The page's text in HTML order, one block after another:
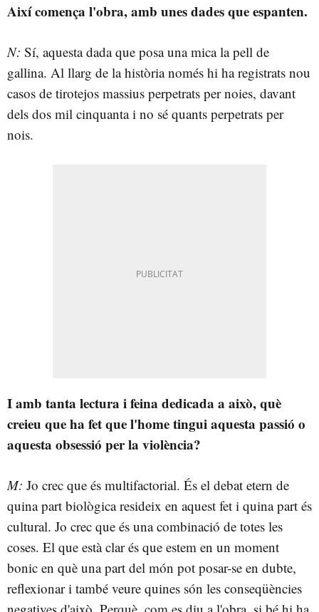
Així comença l'obra, amb unes dades que espanten.
N: Sí, aquesta dada que posa una mica la pell de
gallina. Al llarg de la història només hi ha registrats nou
casos de tirotejos massius perpetrats per noies, davant
dels dos mil cinquanta i no sé quants perpetrats per
nois.
I amb tanta lectura i feina dedicada a això, què
creieu que ha fet que l'home tingui aquesta passió o
aquesta obsessió per la violència?
M: Jo crec que és multifactorial. És el debat etern de
quina part biològica resideix en aquest fet i quina part és
cultural. Jo crec que és una combinació de totes les
coses. El que està clar és que estem en un moment
bonic en què una part del món pot posar-se en dubte,
reflexionar i també veure quines són les conseqüències